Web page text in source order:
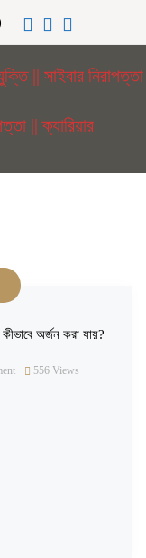
অর্জন করা যায়?
556 Views